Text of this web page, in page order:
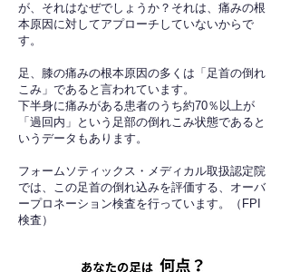
が、それはなぜでしょうか？それは、痛みの根
本原因に対してアプローチしていないからで
す。
足、膝の痛みの根本原因の多くは「足首の倒れ
こみ」であると言われています。
下半身に痛みがある患者のうち約70％以上が
「過回内」という足部の倒れこみ状態であると
いうデータもあります。
フォームソティックス・メディカル取扱認定院
では、この足首の倒れ込みを評価する、オーバ
ープロネーション検査を行っています。（FPI
検査）​